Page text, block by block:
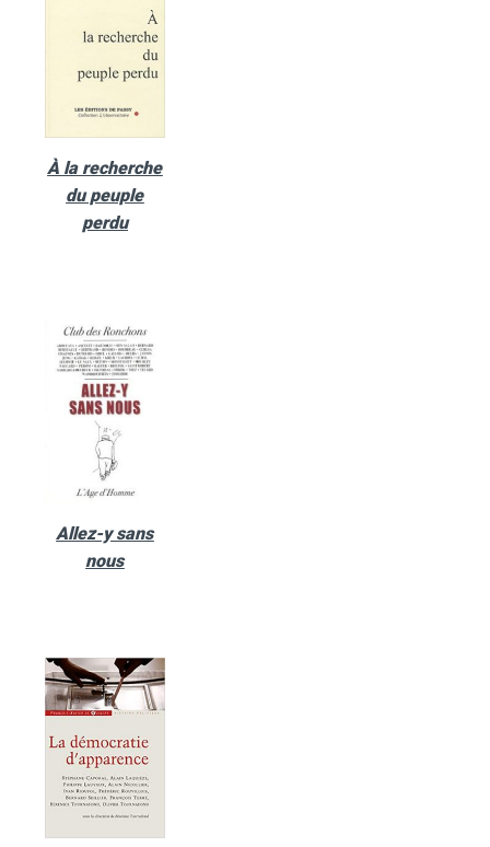
À la recherche
du peuple
perdu
Allez-y sans
nous